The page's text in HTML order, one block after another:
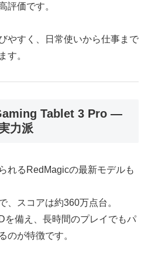
評価です。
やすく、日常使いから仕事まで
す。
Tablet 3 Pro ―
力派
れるRedMagicの最新モデルも
、スコアは約360万点台。
を備え、長時間のプレイでもパ
のが特徴です。